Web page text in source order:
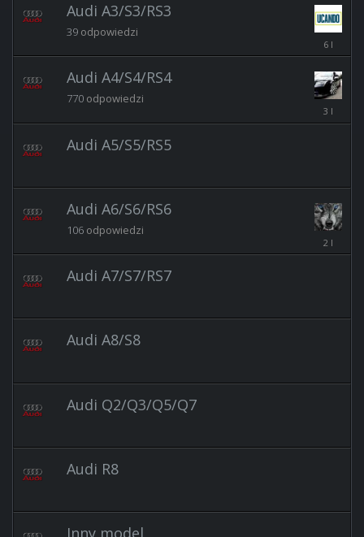
Audi A3/S3/RS3
39 odpowiedzi
11
lut
2020
09:39:35
Audi A4/S4/RS4
770 odpowiedzi
13
kwi
Audi A5/S5/RS5
Audi A6/S6/RS6
106 odpowiedzi
25
wrz
Audi A7/S7/RS7
Audi A8/S8
Audi Q2/Q3/Q5/Q7
Audi R8
Inny model